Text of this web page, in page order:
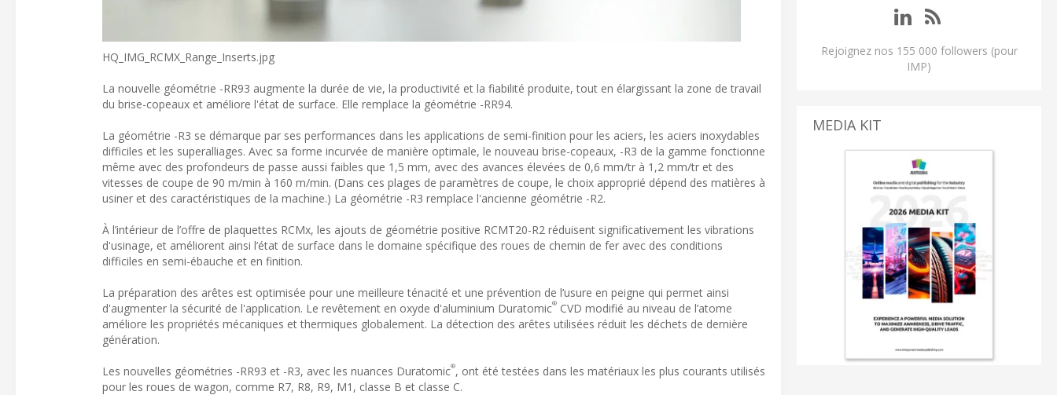
HQ_IMG_RCMX_Range_Inserts.jpg
La nouvelle géométrie -RR93 augmente la durée de vie, la productivité et la fiabilité produite, tout en élargissant la zone de travail
du brise-copeaux et améliore l'état de surface. Elle remplace la géométrie -RR94.
La géométrie -R3 se démarque par ses performances dans les applications de semi-finition pour les aciers, les aciers inoxydables
difficiles et les superalliages. Avec sa forme incurvée de manière optimale, le nouveau brise-copeaux, -R3 de la gamme fonctionne
même avec des profondeurs de passe aussi faibles que 1,5 mm, avec des avances élevées de 0,6 mm/tr à 1,2 mm/tr et des
vitesses de coupe de 90 m/min à 160 m/min. (Dans ces plages de paramètres de coupe, le choix approprié dépend des matières à
usiner et des caractéristiques de la machine.) La géométrie -R3 remplace l'ancienne géométrie -R2.
À l’intérieur de l’offre de plaquettes RCMx, les ajouts de géométrie positive RCMT20-R2 réduisent significativement les vibrations
d'usinage, et améliorent ainsi l’état de surface dans le domaine spécifique des roues de chemin de fer avec des conditions
difficiles en semi-ébauche et en finition.
La préparation des arêtes est optimisée pour une meilleure ténacité et une prévention de l’usure en peigne qui permet ainsi
d'augmenter la sécurité de l'application. Le revêtement en oxyde d'aluminium Duratomic® CVD modifié au niveau de l’atome
améliore les propriétés mécaniques et thermiques globalement. La détection des arêtes utilisées réduit les déchets de dernière
génération.
Les nouvelles géométries -RR93 et -R3, avec les nuances Duratomic®, ont été testées dans les matériaux les plus courants utilisés
pour les roues de wagon, comme R7, R8, R9, M1, classe B et classe C.
Rejoignez nos 155 000 followers (pour
IMP)
MEDIA KIT